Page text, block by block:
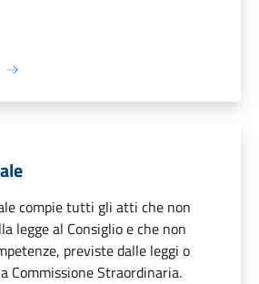
compie tutti gli atti che non
legge al Consiglio e che non
previste dalle leggi o
Commissione Straordinaria.